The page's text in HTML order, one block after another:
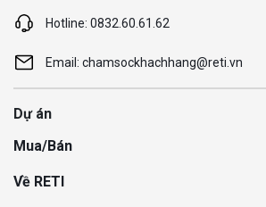
Hotline: 0832.60.61.62
Email: chamsockhachhang@reti.vn
Dự án
Mua/Bán
Về RETI